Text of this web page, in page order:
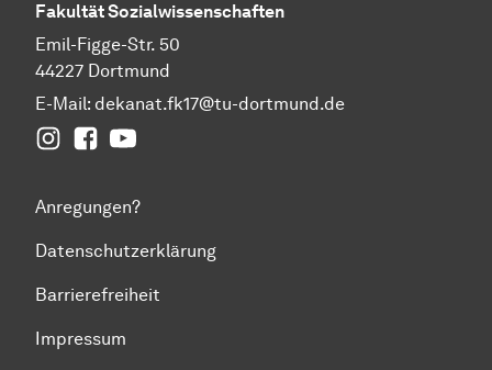
FakultätSozial­wissen­schaften
Emil-Figge-Str. 50
44227 Dortmund
E-Mail: dekanat.fk17@tu-dortmund.de
InstagramFacebook
YouTube
Anregungen?
Datenschutzerklärung
Barrierefreiheit
Impressum